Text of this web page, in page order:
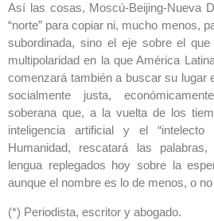
Así las cosas, Moscú-Beijing-Nueva
“norte” para copiar ni, mucho menos,
subordinada, sino el eje sobre el
multipolaridad en la que América
comenzará también a buscar su lugar
socialmente justa,
soberana que, a la vuelta de los
inteligencia artificial y el
Humanidad, rescatará las
lengua replegados hoy sobre la
aunque el nombre es lo de menos, o
(*) Periodista, escritor y abogado.